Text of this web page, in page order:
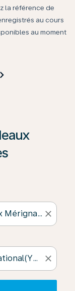
la référence de
au cours
au moment
close
close
sur «